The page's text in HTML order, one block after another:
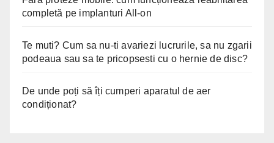
completă pe implanturi All-on
Te muti? Cum sa nu-ti avariezi lucrurile, sa nu zgarii
podeaua sau sa te pricopsesti cu o hernie de disc?
De unde poți să îți cumperi aparatul de aer
condiționat?